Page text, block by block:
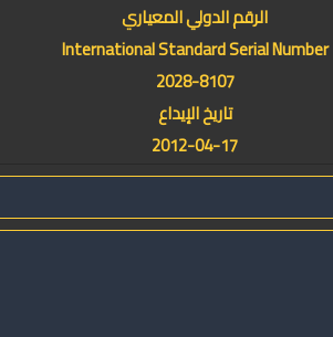
الرقم الدولي المعياري
International Standard Serial Number
2028-8107
تاريخ الإيداع
2012-04-17